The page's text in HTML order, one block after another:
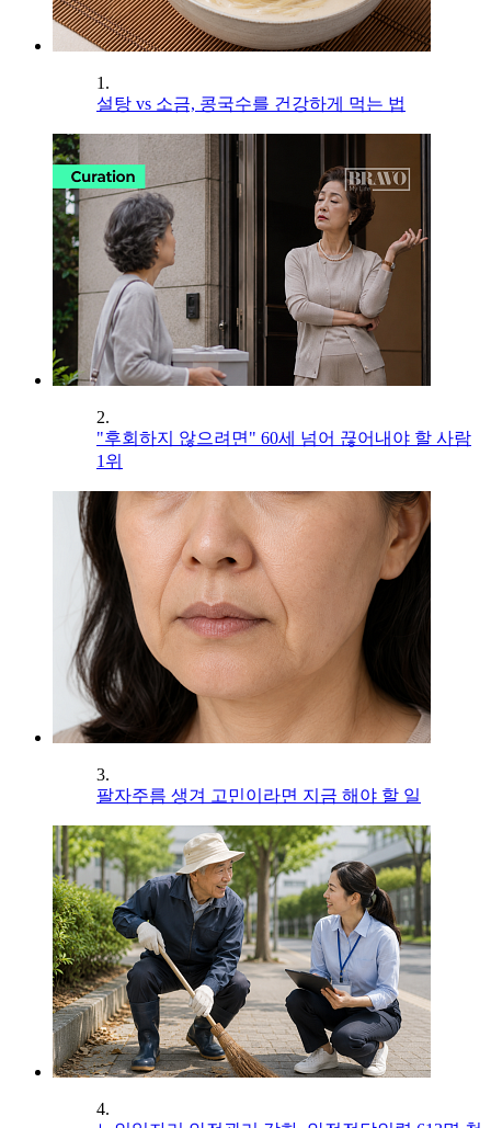
1.
설탕 vs 소금, 콩국수를 건강하게 먹는 법
2.
"후회하지 않으려면" 60세 넘어 끊어내야 할 사람
1위
3.
팔자주름 생겨 고민이라면 지금 해야 할 일
4.